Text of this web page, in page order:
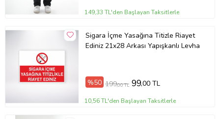
149,33 TL'den Başlayan Taksitlerle
Sigara İçme Yasağına Titizle Riayet
Ediniz 21x28 Arkası Yapışkanlı Levha
%50 199,00 TL 99,00 TL
10,56 TL'den Başlayan Taksitlerle